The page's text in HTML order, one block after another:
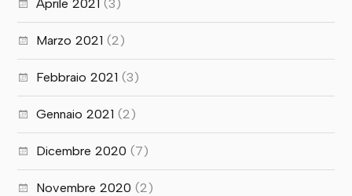
Aprile 2021 (3)
Marzo 2021 (2)
Febbraio 2021 (3)
Gennaio 2021 (2)
Dicembre 2020 (7)
Novembre 2020 (2)